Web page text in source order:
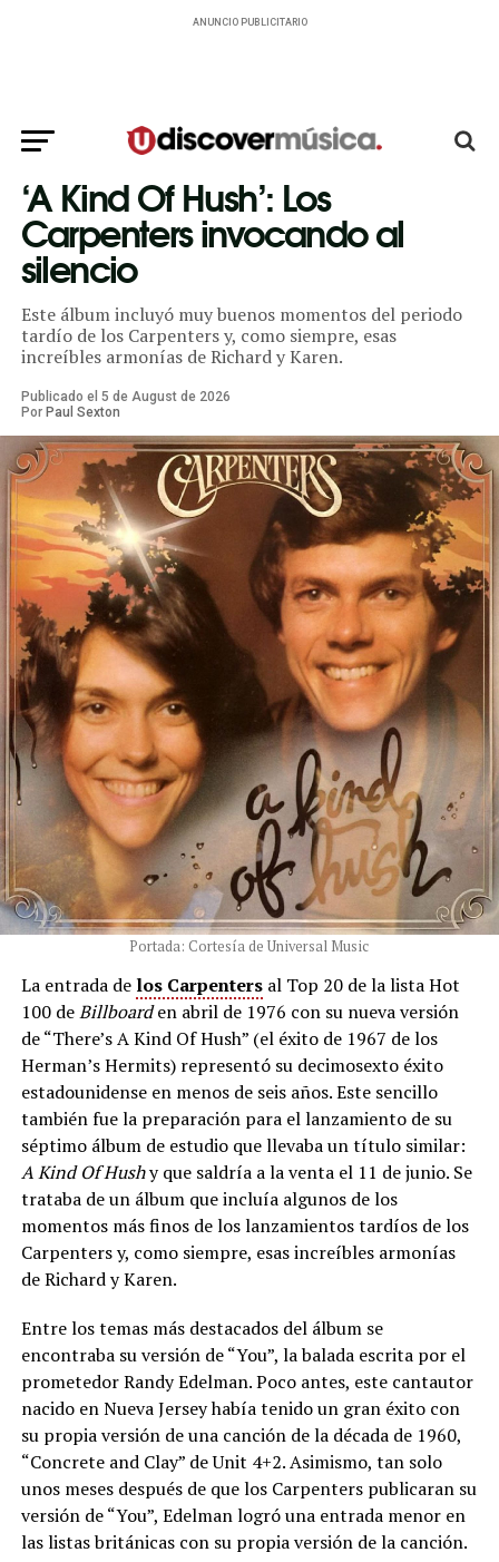
ANUNCIO PUBLICITARIO
‘A Kind Of Hush’: Los
Carpenters invocando al
silencio
Este álbum incluyó muy buenos momentos del periodo
tardío de los Carpenters y, como siempre, esas
increíbles armonías de Richard y Karen.
Publicado el 5 de August de 2026
Por Paul Sexton
Portada: Cortesía de Universal Music
La entrada de los Carpentersal Top 20 de la lista Hot
100 deBillboarden abril de 1976 con su nueva versión
de “There’s A Kind Of Hush” (el éxito de 1967 de los
Herman’s Hermits) representó su decimosexto éxito
estadounidense en menos de seis años. Este sencillo
también fue la preparación para el lanzamiento de su
séptimo álbum de estudio que llevaba un título similar:
A Kind Of Hushy que saldría a la venta el 11 de junio. Se
trataba de un álbum que incluía algunos de los
momentos más finos de los lanzamientos tardíos de los
Carpenters y, como siempre, esas increíbles armonías
de Richard y Karen.
Entre los temas más destacados del álbum se
encontraba su versión de “You”, la balada escrita por el
prometedor Randy Edelman. Poco antes, este cantautor
nacido en Nueva Jersey había tenido un gran éxito con
su propia versión de una canción de la década de 1960,
“Concrete and Clay” de Unit 4+2. Asimismo, tan solo
unos meses después de que los Carpenters publicaran su
versión de “You”, Edelman logró una entrada menor en
las listas británicas con su propia versión de la canción.